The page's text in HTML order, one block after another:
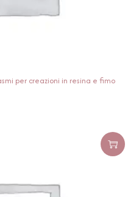
per creazioni in resina e fimo